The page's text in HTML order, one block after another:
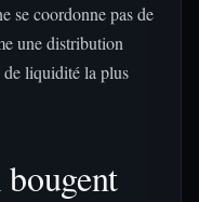
se coordonne pas de
une distribution
de liquidité la plus